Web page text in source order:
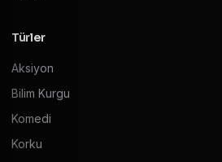
Türler
Aksiyon
Bilim Kurgu
Komedi
Korku